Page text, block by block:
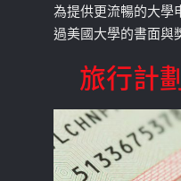
為提供更流暢的大學
過美國大學的書面與
旅行計